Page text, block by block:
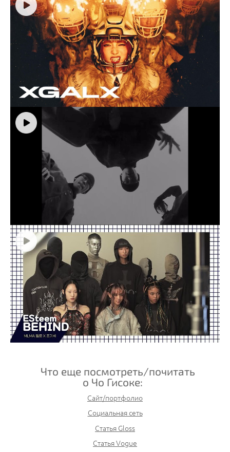
Что еще посмотреть/почитать
о Чо Гисоке:
Сайт/портфолио
Социальная сеть
Статья Gloss
Статья Vogue